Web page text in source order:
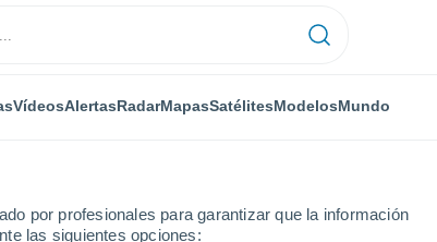
por profesionales para garantizar que la información
las siguientes opciones:
VídeosAlertasRadarMapasSatélitesModelosMundo